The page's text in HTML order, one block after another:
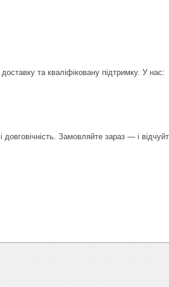
та кваліфіковану підтримку. У нас:
Замовляйте зараз — і